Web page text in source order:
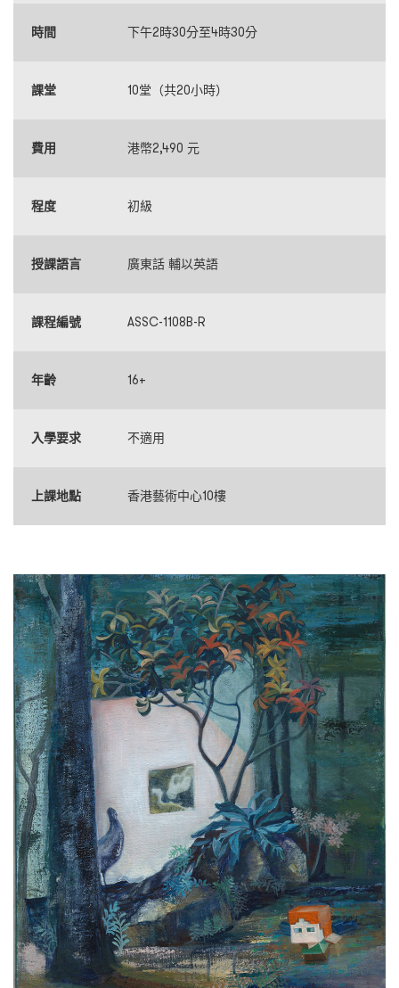
時間 下午2時30分至4時30分
課堂 10堂（共20小時）
費用 港幣2,490 元
程度 初級
授課語言 廣東話 輔以英語
課程編號 ASSC-1108B-R
年齡 16+
入學要求 不適用
上課地點 香港藝術中心10樓